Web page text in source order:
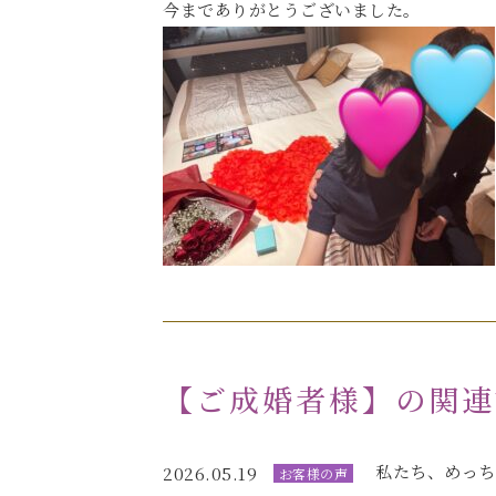
今までありがとうございました。
【ご成婚者様】の関
2026.05.19 お客様の声 私たち、めっ